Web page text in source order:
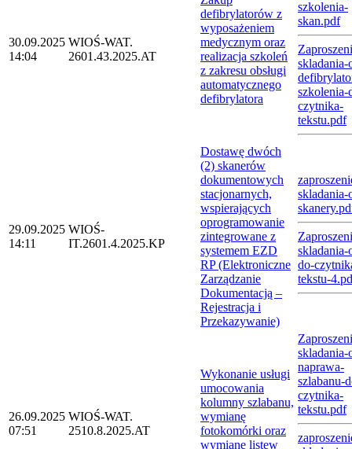
30.09.2025
14:04
WIOŚ-WAT.
2601.43.2025.AT
defibrylatorów z
wyposażeniem
medycznym oraz
realizacja szkoleń
z zakresu obsługi
automatycznego
defibrylatora
szkolenia-
skan.pdf
skladania-
szkolenia-
czytnika-
tekstu.pdf
29.09.2025
14:11
WIOŚ-
IT.2601.4.2025.KP
Dostawę dwóch
(2) skanerów
dokumentowych
stacjonarnych,
wspierających
oprogramowanie
zintegrowane z
systemem EZD
RP (Elektroniczne
Zarządzanie
Dokumentacją –
Rejestracja i
Przekazywanie)
skladania-
skladania-
do-
tekstu-
26.09.2025
07:51
WIOŚ-WAT.
2510.8.2025.AT
Wykonanie usługi
umocowania
kolumny szlabanu,
wymianę
fotokomórki oraz
wymianę listew
skladania-
naprawa-
szlabanu-
czytnika-
tekstu.pdf